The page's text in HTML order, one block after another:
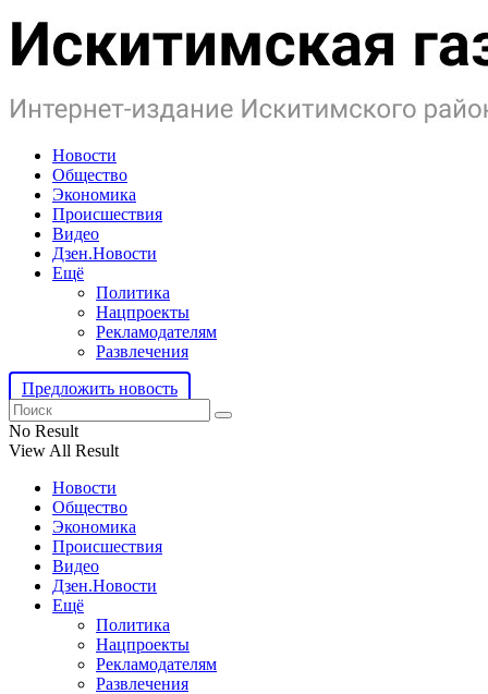
Новости
Общество
Экономика
Происшествия
Видео
Дзен.Новости
Ещё
Политика
Нацпроекты
Рекламодателям
Развлечения
Предложить новость
No Result
View All Result
Новости
Общество
Экономика
Происшествия
Видео
Дзен.Новости
Ещё
Политика
Нацпроекты
Рекламодателям
Развлечения